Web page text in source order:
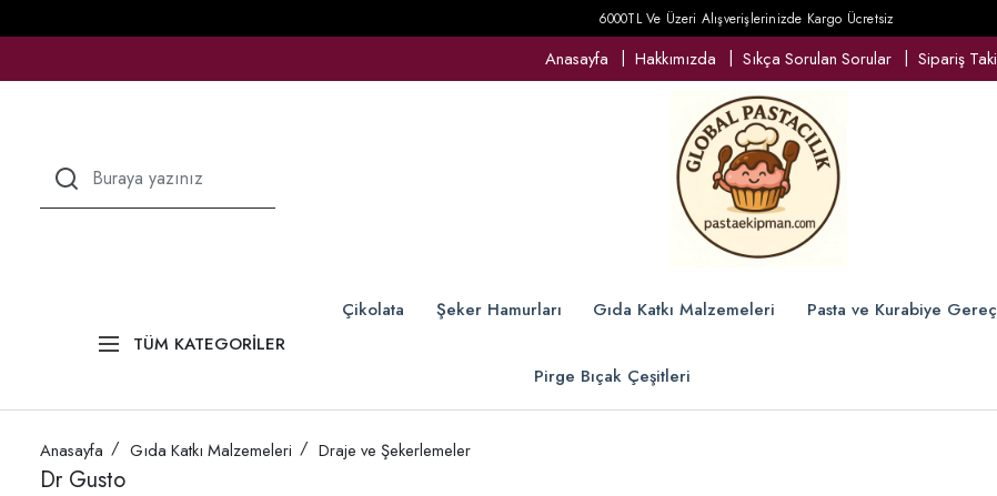
6000TL Ve Üzeri Alışverişlerinizde Kargo Ücretsiz
Anasayfa Hakkımızda Sıkça Sorulan Sorular Sipariş
TÜM KATEGORİLER
Çikolata Şeker Hamurları Gıda Katkı Malzemeleri Pasta ve Kurabiye
Pirge Bıçak Çeşitleri
Anasayfa Gıda Katkı Malzemeleri Draje ve Şekerlemeler
Dr Gusto